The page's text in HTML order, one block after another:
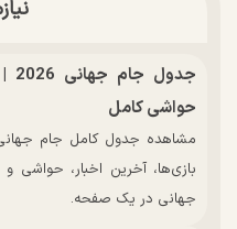
حواشی کامل
بازی‌ها، آخرین اخبار، حواشی
جهانی در یک صفحه.